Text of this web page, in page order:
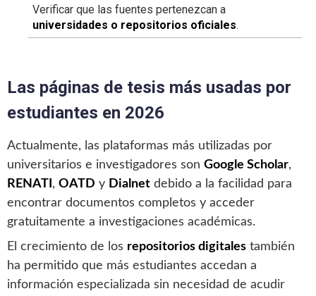
Verificar que las fuentes pertenezcan a
universidades o repositorios oficiales.
Las páginas de tesis más usadas por
estudiantes en 2026
Actualmente, las plataformas más utilizadas por
universitarios e investigadores son Google Scholar,
RENATI , OATD y Dialnet debido a la facilidad para
encontrar documentos completos y acceder
gratuitamente a investigaciones académicas.
El crecimiento de los repositorios digitales también
ha permitido que más estudiantes accedan a
información especializada sin necesidad de acudir